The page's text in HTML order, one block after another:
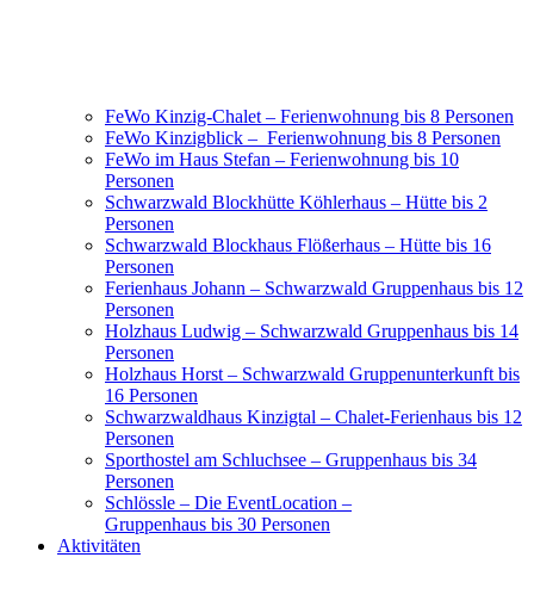
FeWo Kinzig-Chalet – Ferienwohnung bis 8 Personen
FeWo Kinzigblick – Ferienwohnung bis 8 Personen
FeWo im Haus Stefan – Ferienwohnung bis 10
Personen
Schwarzwald Blockhütte Köhlerhaus – Hütte bis 2
Personen
Schwarzwald Blockhaus Flößerhaus – Hütte bis 16
Personen
Ferienhaus Johann – Schwarzwald Gruppenhaus bis 12
Personen
Holzhaus Ludwig – Schwarzwald Gruppenhaus bis 14
Personen
Holzhaus Horst – Schwarzwald Gruppenunterkunft bis
16 Personen
Schwarzwaldhaus Kinzigtal – Chalet-Ferienhaus bis 12
Personen
Sporthostel am Schluchsee – Gruppenhaus bis 34
Personen
Schlössle – Die EventLocation –
Gruppenhaus bis 30 Personen
Aktivitäten